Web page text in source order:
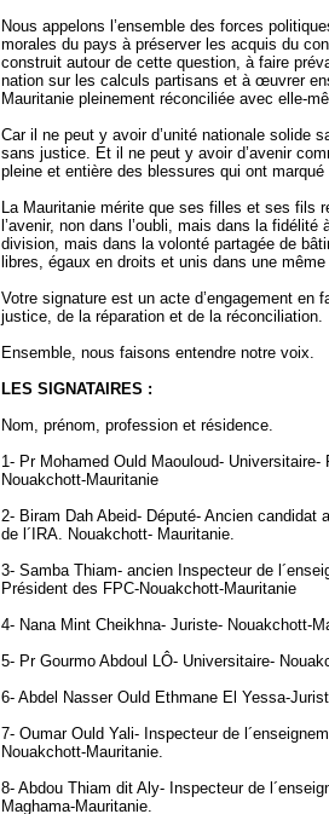
Nous appelons l’ensemble des forces
morales du pays à préserver les acquis du
construit autour de cette question, à faire
nation sur les calculs partisans et à œuvrer
Mauritanie pleinement réconciliée avec elle-
Car il ne peut y avoir d’unité nationale solide
sans justice. Et il ne peut y avoir d’avenir
pleine et entière des blessures qui ont
La Mauritanie mérite que ses filles et ses fils
l’avenir, non dans l’oubli, mais dans la
division, mais dans la volonté partagée de
libres, égaux en droits et unis dans une
Votre signature est un acte d’engagement en
justice, de la réparation et de la réconciliation.
Ensemble, nous faisons entendre notre voix.
LES SIGNATAIRES :
Nom, prénom, profession et résidence.
1- Pr Mohamed Ould Maouloud- Universitaire-
Nouakchott-Mauritanie
2- Biram Dah Abeid- Député- Ancien candidat
de l´IRA. Nouakchott- Mauritanie.
3- Samba Thiam- ancien Inspecteur de
Président des FPC-Nouakchott-Mauritanie
4- Nana Mint Cheikhna- Juriste- Nouakchott-
5- Pr Gourmo Abdoul LÔ- Universitaire-
6- Abdel Nasser Ould Ethmane El Yessa-
7- Oumar Ould Yali- Inspecteur de
Nouakchott-Mauritanie.
8- Abdou Thiam dit Aly- Inspecteur de
Maghama-Mauritanie.